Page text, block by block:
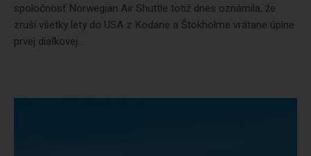
spoločnosť Norwegian Air Shuttle totiž dnes oznámila, že
zruší všetky lety do USA z Kodane a Štokholme vrátane úplne
prvej diaľkovej...